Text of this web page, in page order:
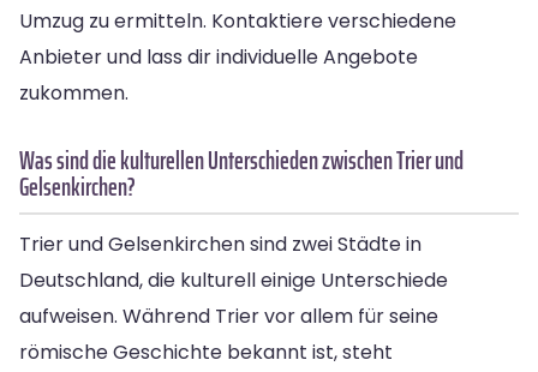
Umzug zu ermitteln. Kontaktiere verschiedene
Anbieter und lass dir individuelle Angebote
zukommen.
Was sind die kulturellen Unterschieden zwischen Trier und
Gelsenkirchen?
Trier und Gelsenkirchen sind zwei Städte in
Deutschland, die kulturell einige Unterschiede
aufweisen. Während Trier vor allem für seine
römische Geschichte bekannt ist, steht